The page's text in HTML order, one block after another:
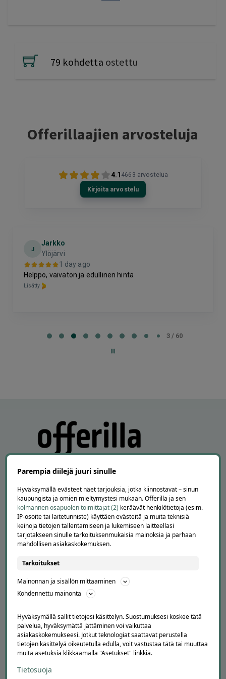
79 kohdetta ostettu
Offerillaajien arvosteluja
4.1 4663 arvostelua
Kirjoita arvostelu
J
Jarkko
Ylöjärvi
1 day ago
Helppo, vaivaton ja edullinen hinta
Lisätty
3 / 60
APUA JA NEUVOJA
Peruuta tilaus
Asiakaspalvelu
Kuinka Offerilla toimii
TUTUSTU MEIHIN
Ajankohtaista
Tilaa uutiskirje
Avoimet työpaikat
Offerilla mediassa
YRITYKSILLE
Parempia diilejä juuri sinulle
Hyväksymällä evästeet näet tarjouksia, jotka kiinnostavat – sinun
kaupungista ja omien mieltymystesi mukaan. Offerilla ja sen
kolmannen osapuolen toimittajat (2) keräävät henkilötietoja (esim.
IP-osoite tai laitetunniste) käyttäen evästeitä ja muita teknisiä
keinoja tietojen tallentamiseen ja lukemiseen laitteellasi
tarjotakseen sinulle tarkoituksenmukaisia mainoksia ja parhaan
mahdollisen asiakaskokemuksen.
Tarkoitukset
Mainonnan ja sisällön mittaaminen
Kohdennettu mainonta
Hyväksymällä sallit tietojesi käsittelyn. Suostumuksesi koskee tätä
palvelua, hyväksymättä jättäminen voi vaikuttaa
asiakaskokemukseesi. Jotkut teknologiat saattavat perustella
tietojen käsittelyä oikeutetulla edulla, voit vastustaa tätä tai muuttaa
muita asetuksia klikkaamalla "Asetukset" linkkiä.
Tietosuoja